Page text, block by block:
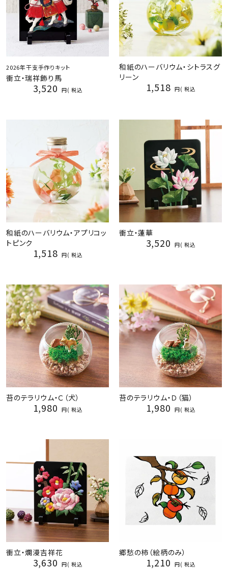
2026年干支手作りキット
衝立・瑞祥飾り馬
3,520 税込
和紙のハーバリウム・シトラスグ
リーン
1,518 税込
和紙のハーバリウム・アプリコッ
トピンク
1,518 税込
衝立・蓮華
3,520 税込
苔のテラリウム・Ｃ（犬）
1,980 税込
苔のテラリウム・Ｄ（猫）
1,980 税込
衝立・爛漫吉祥花
3,630 税込
郷愁の柿（絵柄のみ）
1,210 税込